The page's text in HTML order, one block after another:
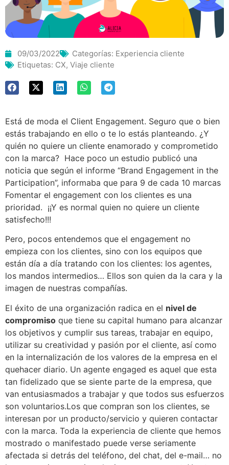
09/03/2022 Categorías: Experiencia cliente
Etiquetas: CX, Viaje cliente
Está de moda el Client Engagement. Seguro que o bien
estás trabajando en ello o te lo estás planteando. ¿Y
quién no quiere un cliente enamorado y comprometido
con la marca? Hace poco un estudio publicó una
noticia que según el informe “Brand Engagement in the
Participation”, informaba que para 9 de cada 10 marcas
Fomentar el engagement con los clientes es una
prioridad. ¡¡Y es normal quien no quiere un cliente
satisfecho!!!
Pero, pocos entendemos que el engagement no
empieza con los clientes, sino con los equipos que
están día a día tratando con los clientes: los agentes,
los mandos intermedios… Ellos son quien da la cara y la
imagen de nuestras compañías.
El éxito de una organización radica en el nivel de
compromiso que tiene su capital humano para alcanzar
los objetivos y cumplir sus tareas, trabajar en equipo,
utilizar su creatividad y pasión por el cliente, así como
en la internalización de los valores de la empresa en el
quehacer diario. Un agente engaged es aquel que esta
tan fidelizado que se siente parte de la empresa, que
van entusiasmados a trabajar y que todos sus esfuerzos
son voluntarios.Los que compran son los clientes, se
interesan por un producto/servicio y quieren contactar
con la marca. Toda la experiencia de cliente que hemos
mostrado o manifestado puede verse seriamente
afectada si detrás del teléfono, del chat, del e-mail… no